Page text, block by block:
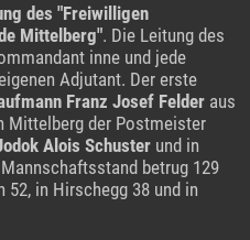
des "Freiwilligen
Mittelberg". Die Leitung des
inne und jede
Adjutant. Der erste
Franz Josef Felder aus
Mittelberg der Postmeister
Alois Schuster und in
betrug 129
52, in Hirschegg 38 und in